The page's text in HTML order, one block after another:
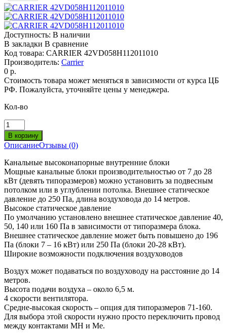
Доступность: В наличии
В закладки В сравнение
Код товара: CARRIER 42VD058H112011010
Производитель: Carrier
0 р.
Стоимость товара может меняться в зависимости от курса ЦБ
РФ. Пожалуйста, уточняйте цены у менеджера.
Кол-во
ОписаниеОтзывы (0)
Канальные высоконапорные внутренние блоки
Мощные канальные блоки производительностью от 7 до 28
кВт (девять типоразмеров) можно установить за подвесным
потолком или в углублении потолка. Внешнее статическое
давление до 250 Па, длина воздуховода до 14 метров.
Высокое статическое давление
По умолчанию установлено внешнее статическое давление 40,
50, 140 или 160 Па в зависимости от типоразмера блока.
Внешнее статическое давление может быть повышено до 196
Па (блоки 7 – 16 кВт) или 250 Па (блоки 20-28 кВт).
Широкие возможности подключения воздуховодов
Воздух может подаваться по воздуховоду на расстояние до 14
метров.
Высота подачи воздуха – около 6,5 м.
4 скорости вентилятора.
Средне-высокая скорость – опция для типоразмеров 71-160.
Для выбора этой скорости нужно просто переключить провод
между контактами MH и Me.